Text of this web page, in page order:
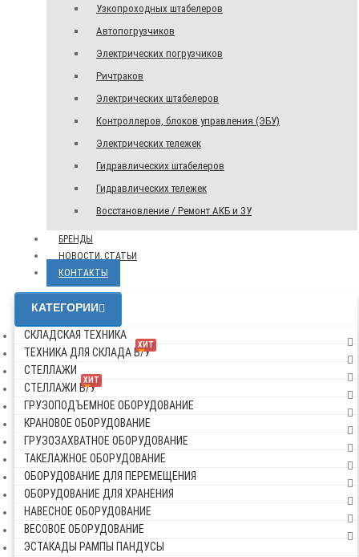
Узкопроходных штабелеров
Автопогрузчиков
Электрических погрузчиков
Ричтраков
Электрических штабелеров
Контроллеров, блоков управления (ЭБУ)
Электрических тележек
Гидравлических штабелеров
Гидравлических тележек
Восстановление / Ремонт АКБ и ЗУ
БРЕНДЫ
НОВОСТИ, СТАТЬИ
КОНТАКТЫ
КАТЕГОРИИ
СКЛАДСКАЯ ТЕХНИКА
ХИТ
ТЕХНИКА ДЛЯ СКЛАДА Б/У
СТЕЛЛАЖИ
ХИТ
СТЕЛЛАЖИ Б/У
ГРУЗОПОДЪЕМНОЕ ОБОРУДОВАНИЕ
КРАНОВОЕ ОБОРУДОВАНИЕ
ГРУЗОЗАХВАТНОЕ ОБОРУДОВАНИЕ
ТАКЕЛАЖНОЕ ОБОРУДОВАНИЕ
ОБОРУДОВАНИЕ ДЛЯ ПЕРЕМЕЩЕНИЯ
ОБОРУДОВАНИЕ ДЛЯ ХРАНЕНИЯ
НАВЕСНОЕ ОБОРУДОВАНИЕ
ВЕСОВОЕ ОБОРУДОВАНИЕ
ЭСТАКАДЫ РАМПЫ ПАНДУСЫ